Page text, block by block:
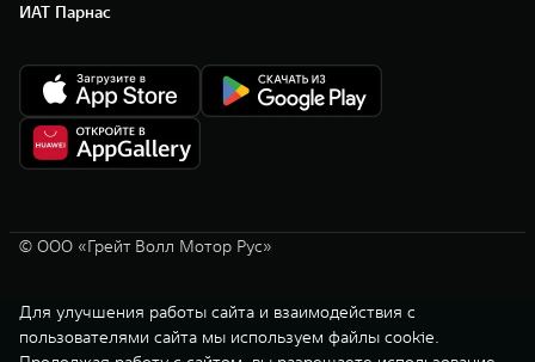
ИАТ Парнас
© ООО «Грейт Волл Мотор Рус»
Для улучшения работы сайта и взаимодействия с
пользователями сайта мы используем файлы cookie.